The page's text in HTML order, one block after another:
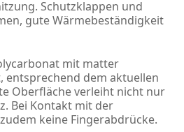
Schutzklappen und
gute Wärmebeständigkeit
mit matter
entsprechend dem aktuellen
Oberfläche verleiht nicht nur
Bei Kontakt mit der
keine Fingerabdrücke.